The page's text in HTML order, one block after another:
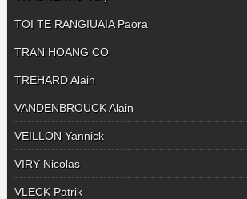
TOI TE RANGIUAIA Paora
TRAN HOANG CO
TREHARD Alain
VANDENBROUCK Alain
VEILLON Yannick
VIRY Nicolas
VLECK Patrik